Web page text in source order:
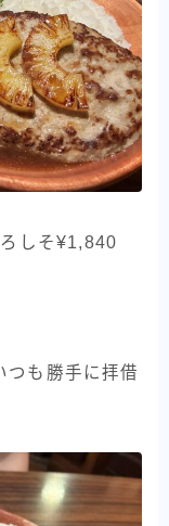
しそ¥1,840
つも勝手に拝借